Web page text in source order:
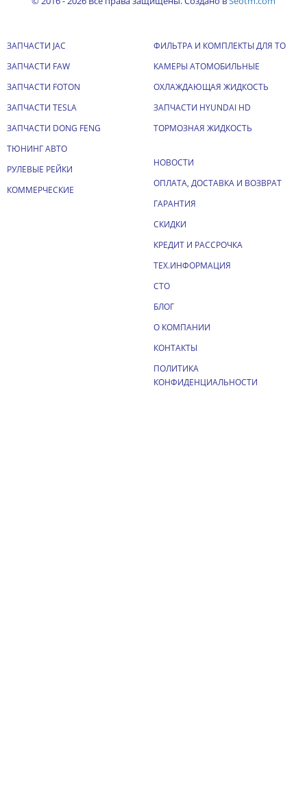
ЗАПЧАСТИ JAC
ЗАПЧАСТИ FAW
ЗАПЧАСТИ FOTON
ЗАПЧАСТИ TESLA
ЗАПЧАСТИ DONG FENG
ТЮНИНГ АВТО
РУЛЕВЫЕ РЕЙКИ
КОММЕРЧЕСКИЕ
ФИЛЬТРА И КОМПЛЕКТЫ ДЛЯ ТО
КАМЕРЫ АТОМОБИЛЬНЫЕ
ОХЛАЖДАЮЩАЯ ЖИДКОСТЬ
ЗАПЧАСТИ HYUNDAI HD
ТОРМОЗНАЯ ЖИДКОСТЬ
НОВОСТИ
ОПЛАТА, ДОСТАВКА И ВОЗВРАТ
ГАРАНТИЯ
СКИДКИ
КРЕДИТ И РАССРОЧКА
ТЕХ.ИНФОРМАЦИЯ
СТО
БЛОГ
О КОМПАНИИ
КОНТАКТЫ
ПОЛИТИКА
КОНФИДЕНЦИАЛЬНОСТИ